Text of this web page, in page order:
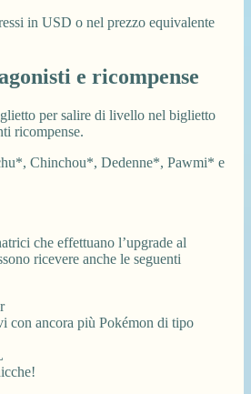
in USD o nel prezzo equivalente
e ricompense
per salire di livello nel biglietto
ricompense.
Chinchou*, Dedenne*, Pawmi* e
che effettuano l’upgrade al
ricevere anche le seguenti
con ancora più Pokémon di tipo